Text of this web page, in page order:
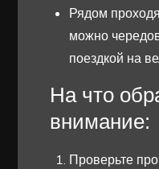
Рядом
можно
поездкой на
На что
внимание:
Проверьте